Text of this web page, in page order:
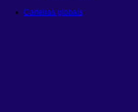
Carteiras globais